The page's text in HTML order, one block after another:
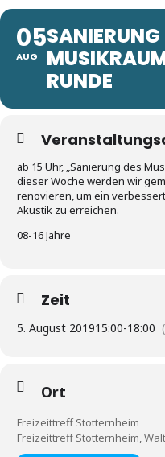
05
AUG
SANIERUNG
RUNDE
ab 15 Uhr, „Sanierung des
dieser Woche werden wir
renovieren, um ein
Akustik zu erreichen.
08-16 Jahre
Zeit
5. August 201915:00-18:00
Ort
Freizeittreff Stotternheim
Freizeittreff Stotternheim,